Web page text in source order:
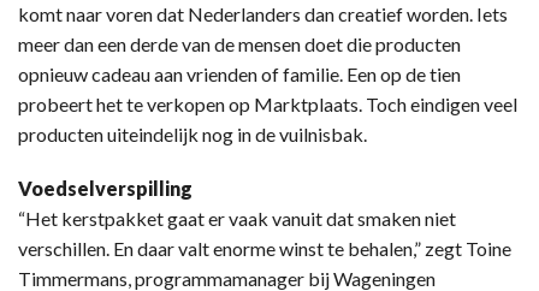
komt naar voren dat Nederlanders dan creatief worden. Iets
meer dan een derde van de mensen doet die producten
opnieuw cadeau aan vrienden of familie. Een op de tien
probeert het te verkopen op Marktplaats. Toch eindigen veel
producten uiteindelijk nog in de vuilnisbak.
Voedselverspilling
“Het kerstpakket gaat er vaak vanuit dat smaken niet
verschillen. En daar valt enorme winst te behalen,” zegt Toine
Timmermans, programmamanager bij Wageningen